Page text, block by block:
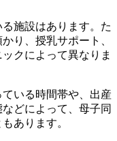
施設はあります。た
り、授乳サポート、
クによって異なりま
いる時間帯や、出産
どによって、母子同
あります。